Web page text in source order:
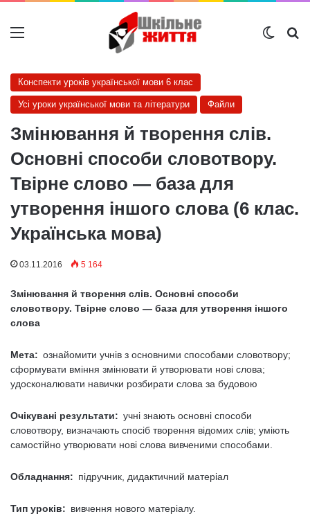
Меню
Конспекти уроків української мови 6 клас
Усі уроки української мови та літератури Файли
Змінювання й творення слів.
Основні способи словотвору.
Твірне слово — база для
утворення іншого слова (6 клас.
Українська мова)
03.11.2016 5 164
Змінювання й творення слів. Основні способи
словотвору. Твірне слово — база для утворення іншого
слова
Мета: ознайомити учнів з основними способами словотвору;
сформувати вміння змінювати й утворювати нові слова;
удосконалювати навички розбирати слова за будовою
Очікувані результати: учні знають основні способи
словотвору, визначають спосіб творення відомих слів; уміють
самостійно утворювати нові слова вивченими способами.
Обладнання: підручник, дидактичний матеріал
Тип уроків: вивчення нового матеріалу.